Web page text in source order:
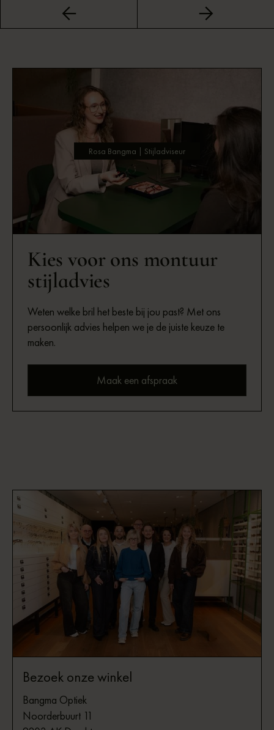
Kies voor ons montuur
stijladvies
Weten welke bril het beste bij jou past? Met ons
persoonlijk advies helpen we je de juiste keuze te
maken.
Maak een afspraak
Rosa Bangma | Stijladviseur
Bezoek onze winkel
Bangma Optiek
Noorderbuurt 11